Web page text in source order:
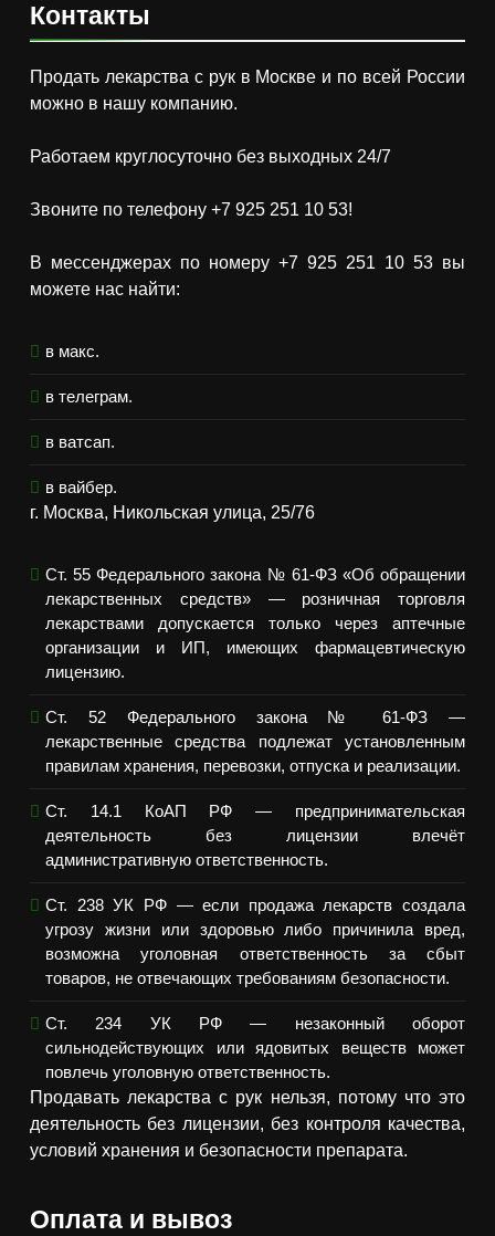
Контакты
Продать лекарства с рук в Москве и по всей России
можно в нашу компанию.
Работаем круглосуточно без выходных 24/7
Звоните по телефону +7 925 251 10 53!
В мессенджерах по номеру +7 925 251 10 53 вы
можете нас найти:
в макс.
в телеграм.
в ватсап.
в вайбер.
г. Москва, Никольская улица, 25/76
Ст. 55 Федерального закона № 61-ФЗ «Об обращении
лекарственных средств» — розничная торговля
лекарствами допускается только через аптечные
организации и ИП, имеющих фармацевтическую
лицензию.
Ст. 52 Федерального закона № 61-ФЗ —
лекарственные средства подлежат установленным
правилам хранения, перевозки, отпуска и реализации.
Ст. 14.1 КоАП РФ — предпринимательская
деятельность без лицензии влечёт
административную ответственность.
Ст. 238 УК РФ — если продажа лекарств создала
угрозу жизни или здоровью либо причинила вред,
возможна уголовная ответственность за сбыт
товаров, не отвечающих требованиям безопасности.
Ст. 234 УК РФ — незаконный оборот
сильнодействующих или ядовитых веществ может
повлечь уголовную ответственность.
Продавать лекарства с рук нельзя, потому что это
деятельность без лицензии, без контроля качества,
условий хранения и безопасности препарата.
Оплата и вывоз